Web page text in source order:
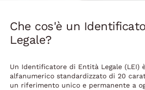
Che cos'è un
Legale?
Un Identificatore di Entità Legale (LEI)
alfanumerico standardizzato di 20
un riferimento unico e permanente a